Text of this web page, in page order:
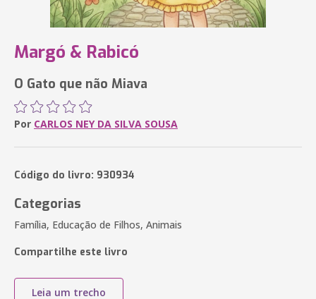
Margó & Rabicó
O Gato que não Miava
Por CARLOS NEY DA SILVA SOUSA
Código do livro: 930934
Categorias
Família, Educação de Filhos, Animais
Compartilhe este livro
Leia um trecho